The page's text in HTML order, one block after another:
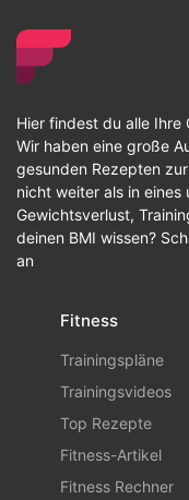
Hier findest du alle Ihre
Wir haben eine große
gesunden Rezepten
nicht weiter als in eines
Gewichtsverlust,
deinen BMI wissen?
an
Fitness
Trainingspläne
Trainingsvideos
Top Rezepte
Fitness-Artikel
Fitness Rechner